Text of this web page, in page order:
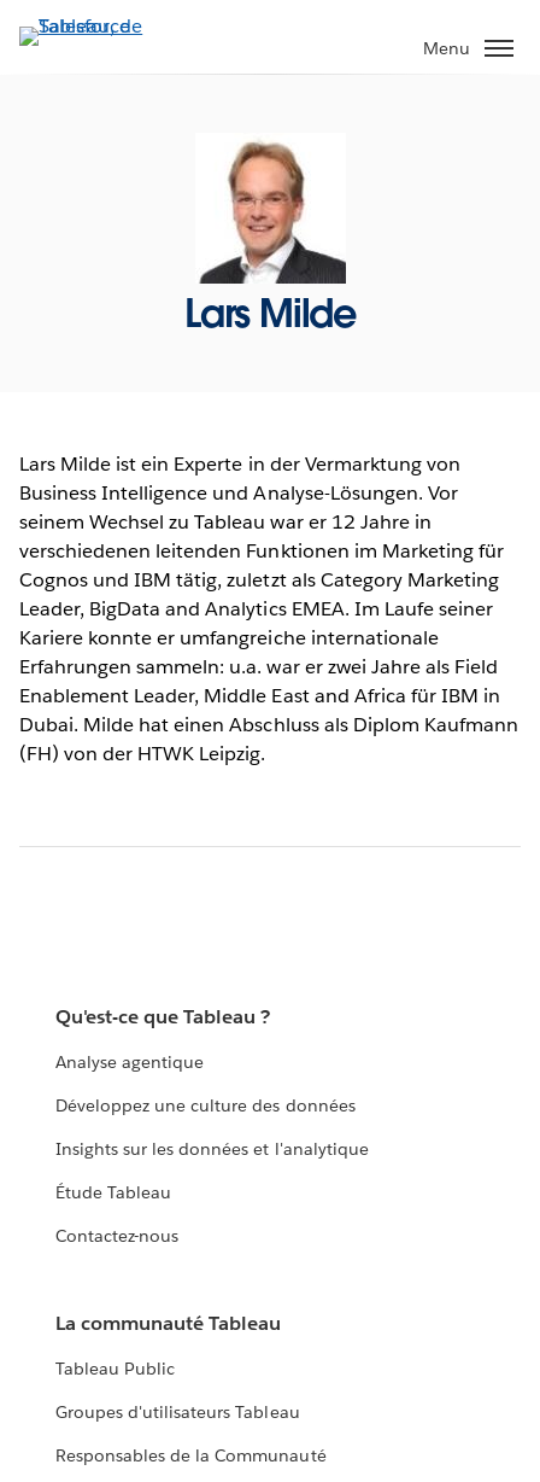
Aller
au
Menu
Lars Milde
Lars Milde ist ein Experte in der Vermarktung von
Business Intelligence und Analyse-Lösungen. Vor
seinem Wechsel zu Tableau war er 12 Jahre in
verschiedenen leitenden Funktionen im Marketing für
Cognos und IBM tätig, zuletzt als Category Marketing
Leader, BigData and Analytics EMEA. Im Laufe seiner
Kariere konnte er umfangreiche internationale
Erfahrungen sammeln: u.a. war er zwei Jahre als Field
Enablement Leader, Middle East and Africa für IBM in
Dubai. Milde hat einen Abschluss als Diplom Kaufmann
(FH) von der HTWK Leipzig.
Qu'est-ce que Tableau ?
Analyse agentique
Développez une culture des données
Insights sur les données et l'analytique
Étude Tableau
Contactez-nous
La communauté Tableau
Tableau Public
Groupes d'utilisateurs Tableau
Responsables de la Communauté